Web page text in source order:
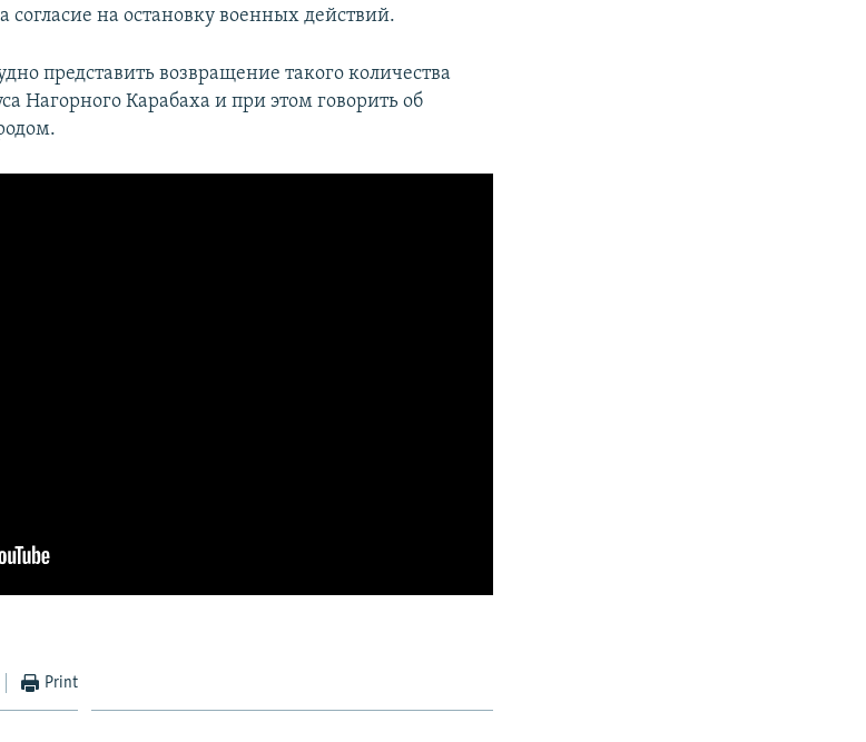
согласие на остановку военных действий.
представить возвращение такого количества
Нагорного Карабаха и при этом говорить об
Print